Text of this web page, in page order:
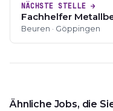
NÄCHSTE STELLE →
Fachhelfer
Beuren · Göppingen
Ähnliche Jobs, die